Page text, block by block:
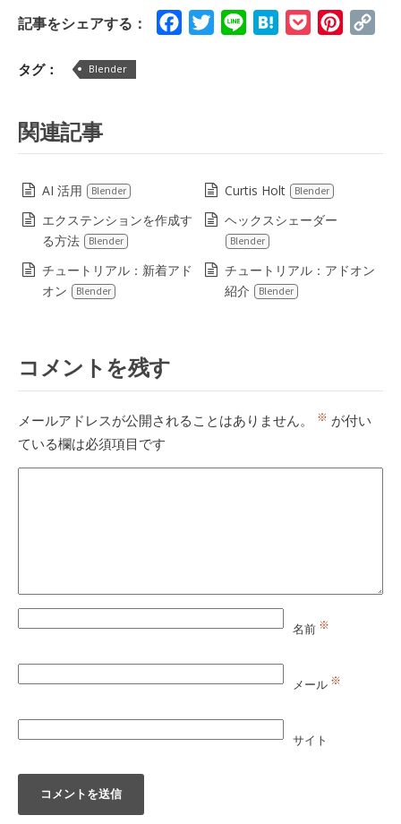
記事をシェアする： FacebookTwitterLine HatenaPocket
タグ： Blender
関連記事
AI 活用 Blender Curtis Holt Blender
エクステンションを作成す
る方法
Blender
ヘックスシェーダー
Blender
チュートリアル：新着アド
オン
Blender
チュートリアル：アドオン
紹介
Blender
コメントを残す
メールアドレスが公開されることはありません。 ※ が付い
ている欄は必須項目です
名前 ※
メール ※
サイト